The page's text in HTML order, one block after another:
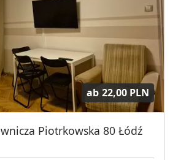
ab 22,00 PLN
Piotrkowska 80 Łódź